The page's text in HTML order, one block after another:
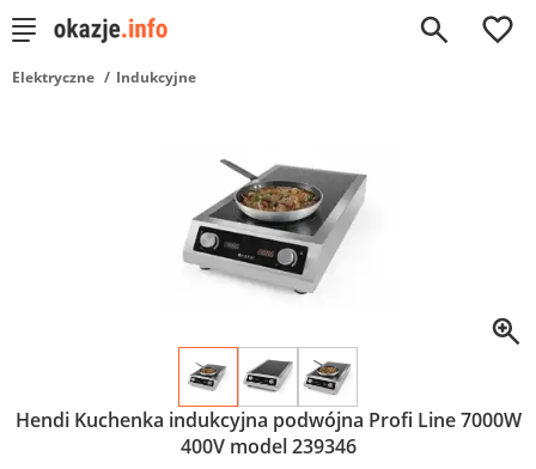
0
Elektryczne Indukcyjne
Hendi Kuchenka indukcyjna podwójna Profi Line 7000W
400V model 239346